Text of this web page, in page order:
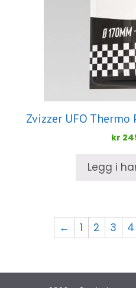
Zvizzer UFO
kr
Legg i
← 1 2 3 4